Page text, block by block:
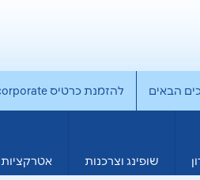
הבאים להזמנת כרטיס corporate
שופינג וצרכנות אטרקציות